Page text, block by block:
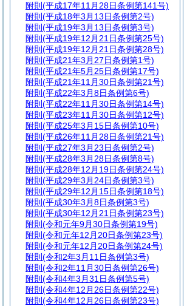
附則 (平成17年11月28日条例第141号)
附則 (平成18年3月13日条例第2号)
附則 (平成19年3月13日条例第3号)
附則 (平成19年12月21日条例第25号)
附則 (平成19年12月21日条例第28号)
附則 (平成21年3月27日条例第1号)
附則 (平成21年5月25日条例第17号)
附則 (平成21年11月30日条例第21号)
附則 (平成22年3月8日条例第6号)
附則 (平成22年11月30日条例第14号)
附則 (平成23年11月30日条例第12号)
附則 (平成25年3月15日条例第10号)
附則 (平成26年11月28日条例第21号)
附則 (平成27年3月23日条例第2号)
附則 (平成28年3月28日条例第8号)
附則 (平成28年12月19日条例第24号)
附則 (平成29年3月24日条例第3号)
附則 (平成29年12月15日条例第18号)
附則 (平成30年3月8日条例第3号)
附則 (平成30年12月21日条例第23号)
附則 (令和元年9月30日条例第19号)
附則 (令和元年12月20日条例第23号)
附則 (令和元年12月20日条例第24号)
附則 (令和2年3月11日条例第3号)
附則 (令和2年11月30日条例第26号)
附則 (令和4年3月31日条例第5号)
附則 (令和4年12月26日条例第22号)
附則 (令和4年12月26日条例第23号)